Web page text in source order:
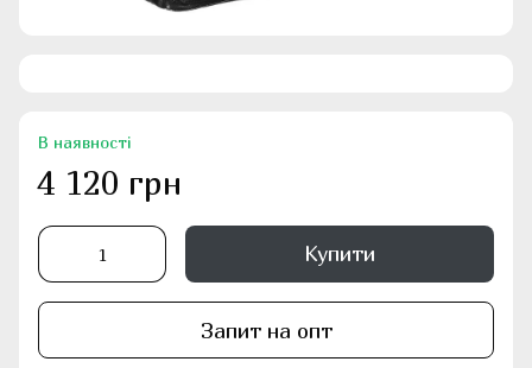
В наявності
4 120 грн
Купити
Запит на опт